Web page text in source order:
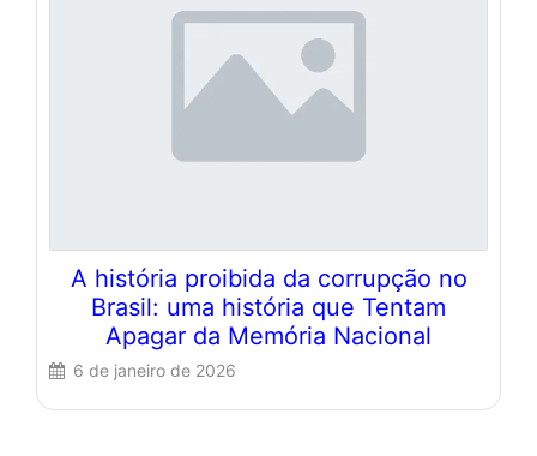
A história proibida da corrupção no
Brasil: uma história que Tentam
Apagar da Memória Nacional
6 de janeiro de 2026